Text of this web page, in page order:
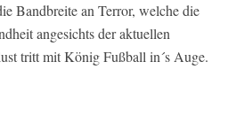
Bandbreite an Terror, welche die
angesichts der aktuellen
tritt mit König Fußball in´s Auge.